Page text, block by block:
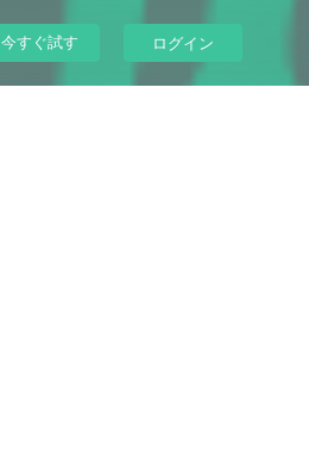
今すぐ試す ログイン